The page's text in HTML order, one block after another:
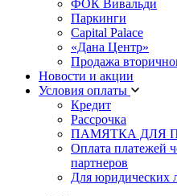
ФОК Вивальди
Паркинги
Capital Palace
«Дана Центр»
Продажа
Новости и акции
Условия оплаты
Кредит
Рассрочка
ПАМЯТКА ДЛЯ
Оплата платежей
партнеров
Для юридических